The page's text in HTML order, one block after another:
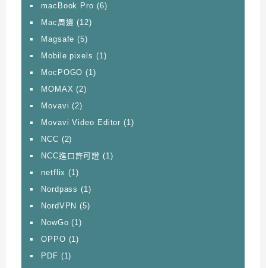
macBook Pro (6)
Mac周邊 (12)
Magsafe (5)
Mobile pixels (1)
MocPOGO (1)
MOMAX (2)
Movavi (2)
Movavi Video Editor (1)
NCC (2)
NCC進口許可證 (1)
netflix (1)
Nordpass (1)
NordVPN (5)
NowGo (1)
OPPO (1)
PDF (1)